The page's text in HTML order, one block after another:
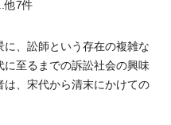
...他7件
、訟師という存在の複雑な
至るまでの訴訟社会の興味
、宋代から清末にかけての